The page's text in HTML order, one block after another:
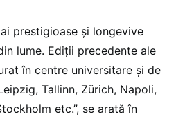
prestigioase și longevive
lume. Ediții precedente ale
în centre universitare și de
Tallinn, Zürich, Napoli,
etc.”, se arată în